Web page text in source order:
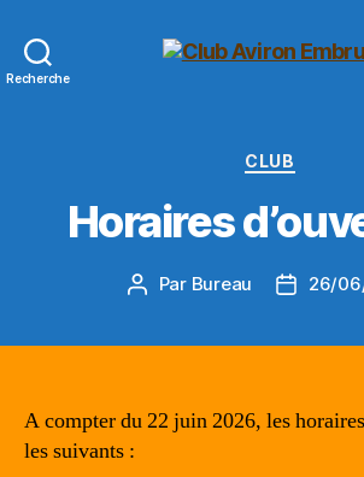
Recherche
Catégories
CLUB
Horaires
Auteur
Par Bureau
Date26/
A compter du 22 juin 2026, les
les suivants :